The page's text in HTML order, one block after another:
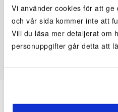
Vi använder cookies för att
och vår sida kommer inte att
Vill du läsa mer detaljerat om
personuppgifter går detta att